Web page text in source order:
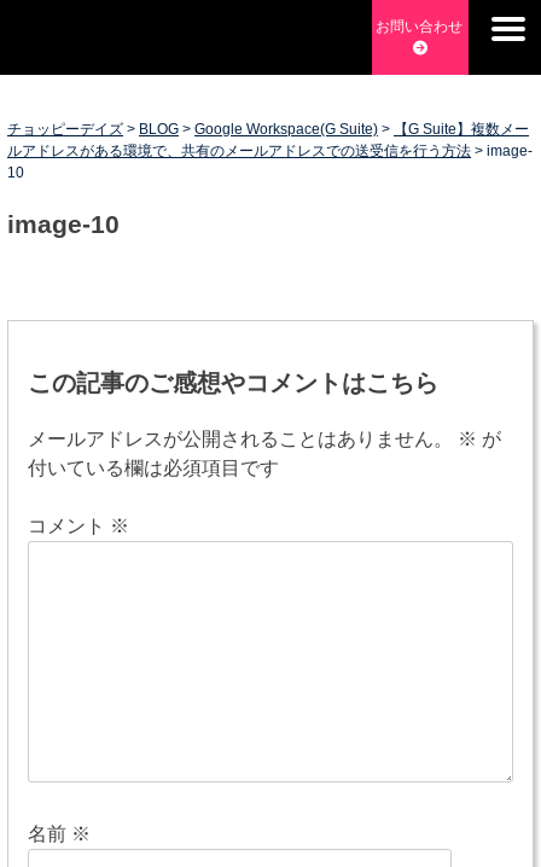
content
ムページ制作・Web開発・アプリ開発・コーチング チョッピ
ーデイズ ChoppyDays
お問い合わせ
チョッピーデイズ > BLOG > Google Workspace(G Suite) >
【G Suite】複数メー
ルアドレスがある環境で、共有のメールアドレスでの送受信を行う方法 > image-
10
image-10
稿
ビ
ゲ
この記事のご感想やコメントはこちら
メールアドレスが公開されることはありません。 ※ が
付いている欄は必須項目です
コメント ※
名前 ※